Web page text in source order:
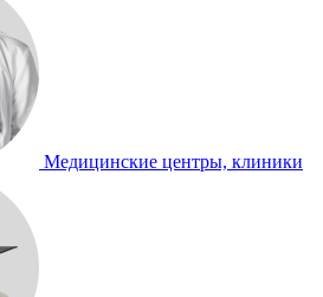
Медицинские центры, клиники